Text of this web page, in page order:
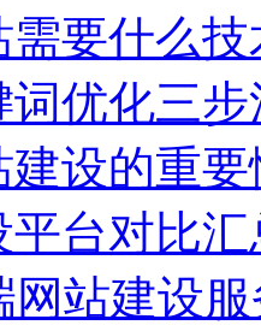
需要什么技
词优化三步
建设的重要
平台对比汇
网站建设